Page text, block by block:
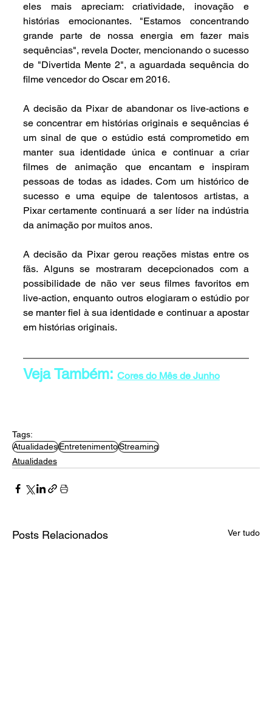
eles mais apreciam: criatividade, inovação e
histórias emocionantes. "Estamos concentrando
grande parte de nossa energia em fazer mais
sequências", revela Docter, mencionando o sucesso
de "Divertida Mente 2", a aguardada sequência do
filme vencedor do Oscar em 2016.
A decisão da Pixar de abandonar os live-actions e
se concentrar em histórias originais e sequências é
um sinal de que o estúdio está comprometido em
manter sua identidade única e continuar a criar
filmes de animação que encantam e inspiram
pessoas de todas as idades. Com um histórico de
sucesso e uma equipe de talentosos artistas, a
Pixar certamente continuará a ser líder na indústria
da animação por muitos anos.
A decisão da Pixar gerou reações mistas entre os
fãs. Alguns se mostraram decepcionados com a
possibilidade de não ver seus filmes favoritos em
live-action, enquanto outros elogiaram o estúdio por
se manter fiel à sua identidade e continuar a apostar
em histórias originais.
Veja Também: Cores do Mês de Junho
Tags:
AtualidadesEntretenimentoStreaming
Atualidades
Posts Relacionados Ver tudo